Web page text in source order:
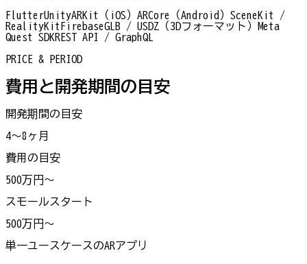
FlutterUnityARKit（iOS） ARCore（Android） SceneKit /
RealityKit FirebaseGLB / USDZ（3Dフォーマット）
Meta
Quest SDKREST API / GraphQL
PRICE & PERIOD
費用と開発期間の目安
開発期間の目安
4〜8ヶ月
費用の目安
500万円〜
スモールスタート
500万円〜
単一ユースケースのARアプリ